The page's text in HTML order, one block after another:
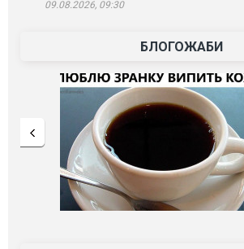
09.08.2026, 09:30
БЛОГОЖАБИ